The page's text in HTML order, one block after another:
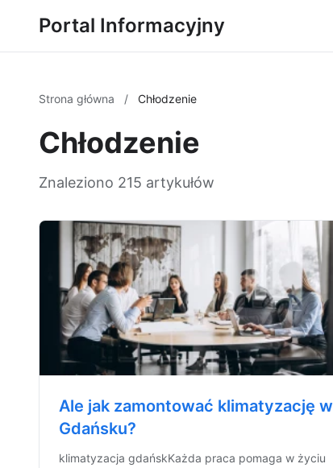
Portal Informacyjny
Strona główna / Chłodzenie
Chłodzenie
Znaleziono 215 artykułów
Ale jak zamontować klimatyzację w
Gdańsku?
klimatyzacja gdańskKażda praca pomaga w życiu